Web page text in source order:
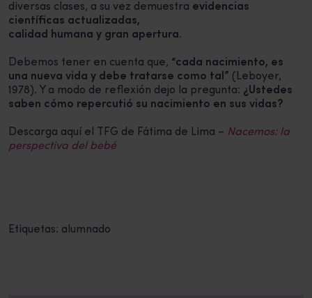
diversas clases, a su vez demuestra evidencias
científicas actualizadas,
calidad humana y gran apertura.
Debemos tener en cuenta que, “cada nacimiento, es
una nueva vida y debe tratarse como tal” (Leboyer,
1978). Y a modo de reflexión dejo la pregunta: ¿Ustedes
saben cómo repercutió su nacimiento en sus vidas?
Descarga aquí el TFG de Fátima de Lima – Nacemos: la
perspectiva del bebé
Etiquetas: alumnado